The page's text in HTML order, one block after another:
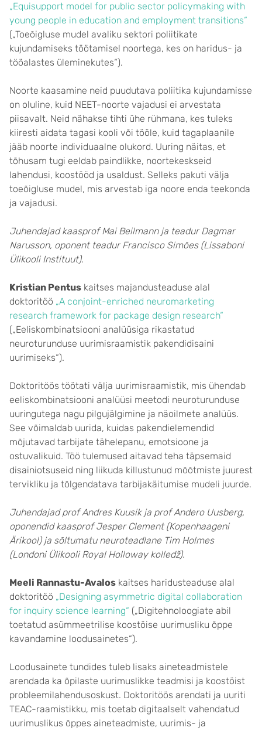
„Equisupport model for public sector policymaking with
young people in education and employment transitions“
(„Toeõigluse mudel avaliku sektori poliitikate
kujundamiseks töötamisel noortega, kes on haridus- ja
tööalastes üleminekutes“).
Noorte kaasamine neid puudutava poliitika kujundamisse
on oluline, kuid NEET-noorte vajadusi ei arvestata
piisavalt. Neid nähakse tihti ühe rühmana, kes tuleks
kiiresti aidata tagasi kooli või tööle, kuid tagaplaanile
jääb noorte individuaalne olukord. Uuring näitas, et
tõhusam tugi eeldab paindlikke, noortekeskseid
lahendusi, koostööd ja usaldust. Selleks pakuti välja
toeõigluse mudel, mis arvestab iga noore enda teekonda
ja vajadusi.
Juhendajad kaasprof Mai Beilmann ja teadur Dagmar
Narusson, oponent teadur Francisco Simões (Lissaboni
Ülikooli Instituut).
Kristian Pentus kaitses majandusteaduse alal
doktoritöö „A conjoint-enriched neuromarketing
research framework for package design research“
(„Eeliskombinatsiooni analüüsiga rikastatud
neuroturunduse uurimisraamistik pakendidisaini
uurimiseks“).
Doktoritöös töötati välja uurimisraamistik, mis ühendab
eeliskombinatsiooni analüüsi meetodi neuroturunduse
uuringutega nagu pilgujälgimine ja näoilmete analüüs.
See võimaldab uurida, kuidas pakendielemendid
mõjutavad tarbijate tähelepanu, emotsioone ja
ostuvalikuid. Töö tulemused aitavad teha täpsemaid
disainiotsuseid ning liikuda killustunud mõõtmiste juurest
tervikliku ja tõlgendatava tarbijakäitumise mudeli juurde.
Juhendajad prof Andres Kuusik ja prof Andero Uusberg,
oponendid kaasprof Jesper Clement (Kopenhaageni
Ärikool) ja sõltumatu neuroteadlane Tim Holmes
(Londoni Ülikooli Royal Holloway kolledž).
Meeli Rannastu-Avalos kaitses haridusteaduse alal
doktoritöö „Designing asymmetric digital collaboration
for inquiry science learning“ („Digitehnoloogiate abil
toetatud asümmeetrilise koostöise uurimusliku õppe
kavandamine loodusainetes“).
Loodusainete tundides tuleb lisaks aineteadmistele
arendada ka õpilaste uurimuslikke teadmisi ja koostöist
probleemilahendusoskust. Doktoritöös arendati ja uuriti
TEAC-raamistikku, mis toetab digitaalselt vahendatud
uurimuslikus õppes aineteadmiste, uurimis- ja